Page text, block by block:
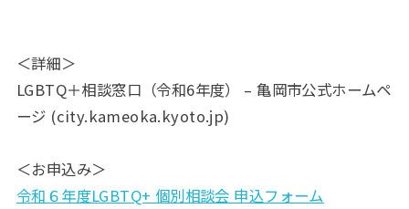
＜詳細＞
LGBTQ＋相談窓口（令和6年度） – 亀岡市公式ホームペ
ージ (city.kameoka.kyoto.jp)
＜お申込み＞
令和６年度LGBTQ+ 個別相談会 申込フォーム